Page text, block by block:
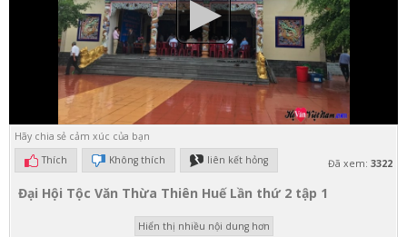
Hãy chia sẻ cảm xúc của bạn
Thích
Không thích liên kết hỏng Đã xem: 3322
Đại Hội Tộc Văn Thừa Thiên Huế Lần thứ 2 tập 1
Hiển thị nhiều nội dung hơn